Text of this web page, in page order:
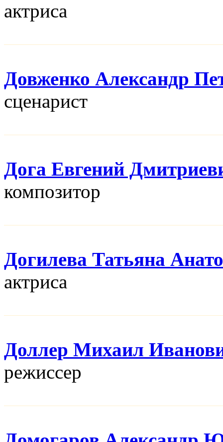
актриса
Довженко Александр
сценарист
Дога Евгений
композитор
Догилева Татьяна
актриса
Доллер Михаил
режисcер